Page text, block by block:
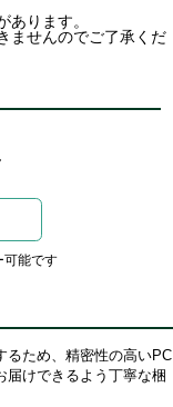
ります。
ませんのでご了承くだ
可能です
るため、精密性の高いPC
届けできるよう丁寧な梱